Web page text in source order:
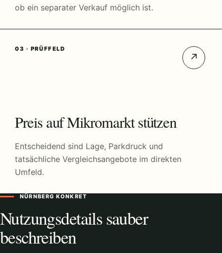
ob ein separater Verkauf möglich ist.
03 · PRÜFFELD
↗
Preis auf Mikromarkt stützen
Entscheidend sind Lage, Parkdruck und
tatsächliche Vergleichsangebote im direkten
Umfeld.
NÜRNBERG KONKRET
Nutzungsdetails sauber
beschreiben